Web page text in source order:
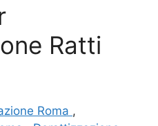
Ratti
Roma ,